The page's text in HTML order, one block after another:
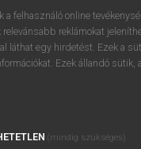
a felhasználó online
reklámokat
láthat egy hirdetést. Ezek a
Ezek állandó
(mindig szükséges)